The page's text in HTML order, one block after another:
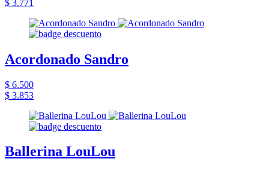
$ 3.771
Acordonado Sandro
$ 6.500
$ 3.853
Ballerina LouLou